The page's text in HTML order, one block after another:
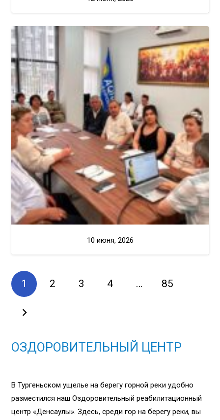
10 июня, 2026
1 2 3 4 … 85
ОЗДОРОВИТЕЛЬНЫЙ ЦЕНТР
В Тургеньском ущелье на берегу горной реки удобно
разместился наш Оздоровительный реабилитационный
центр «Денсаулық». Здесь, среди гор на берегу реки, вы